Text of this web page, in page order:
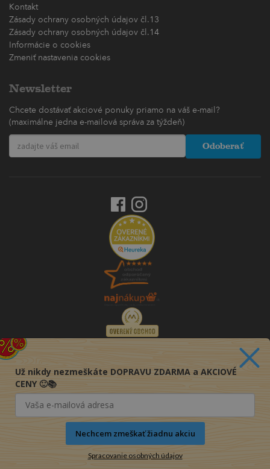
Kontakt
Zásady ochrany osobných údajov čl.13
Zásady ochrany osobných údajov čl.14
Informácie o cookies
Zmeniť nastavenia cookies
Newsletter
Chcete dostávať akciové ponuky priamo na váš e-mail?
(maximálne jedna e-mailová správa za týždeň)
Odoberať
Už nikdy nezmeškáte DOPRAVU ZDARMA a AKCIOVÉ
CENY 🙂📚
Nechcem zmeškať žiadnu akciu
Spracovanie osobných údajov